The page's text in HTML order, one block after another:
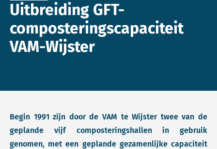
Uitbreiding GFT-
composteringscapaciteit
VAM-Wijster
Begin 1991 zijn door de VAM te Wijster twee van de
geplande vijf composteringshallen in gebruik
genomen, met een geplande gezamenlijke capaciteit